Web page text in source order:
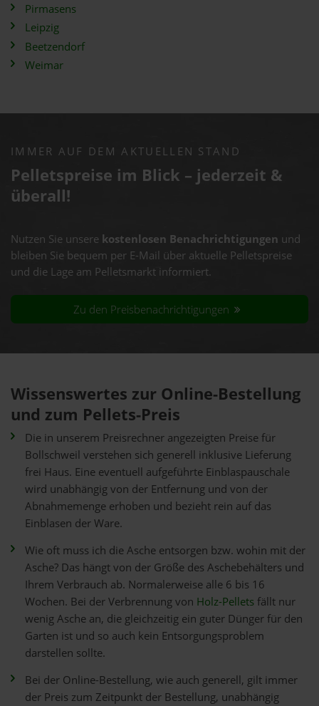
Pirmasens
Leipzig
Beetzendorf
Weimar
IMMER AUF DEM AKTUELLEN STAND
Pelletspreise im Blick – jederzeit &
überall!
Nutzen Sie unsere kostenlosen Benachrichtigungen und
bleiben Sie bequem per E-Mail über aktuelle Pelletspreise
und die Lage am Pelletsmarkt informiert.
Zu den Preisbenachrichtigungen
Wissenswertes zur Online-Bestellung
und zum Pellets-Preis
Die in unserem Preisrechner angezeigten Preise für
Bollschweil verstehen sich generell inklusive Lieferung
frei Haus. Eine eventuell aufgeführte Einblaspauschale
wird unabhängig von der Entfernung und von der
Abnahmemenge erhoben und bezieht rein auf das
Einblasen der Ware.
Wie oft muss ich die Asche entsorgen bzw. wohin mit der
Asche? Das hängt von der Größe des Aschebehälters und
Ihrem Verbrauch ab. Normalerweise alle 6 bis 16
Wochen. Bei der Verbrennung von Holz-Pelletsfällt nur
wenig Asche an, die gleichzeitig ein guter Dünger für den
Garten ist und so auch kein Entsorgungsproblem
darstellen sollte.
Bei der Online-Bestellung, wie auch generell, gilt immer
der Preis zum Zeitpunkt der Bestellung, unabhängig